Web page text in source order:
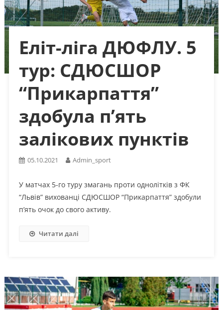
Еліт-ліга ДЮФЛУ. 5
тур: СДЮСШОР
“Прикарпаття”
здобула п’ять
залікових пунктів
05.10.2021 Admin_sport
У матчах 5-го туру змагань проти однолітків з ФК
“Львів” вихованці СДЮСШОР “Прикарпаття” здобули
п’ять очок до свого активу.
Читати далі